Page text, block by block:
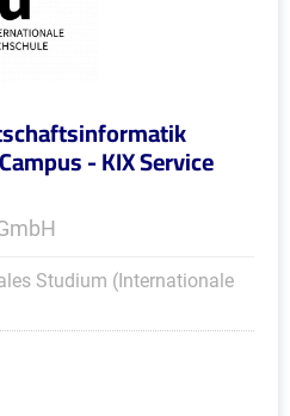
- KIX Service
Studium (Internationale